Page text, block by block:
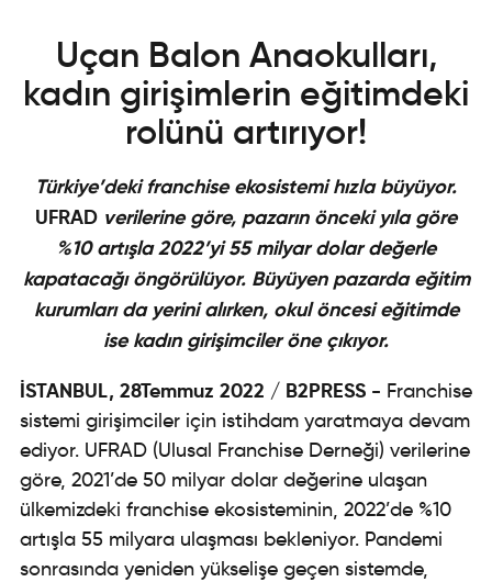
Uçan Balon Anaokulları,
kadın girişimlerin eğitimdeki
rolünü artırıyor!
Türkiye’deki franchise ekosistemi hızla büyüyor.
UFRAD verilerine göre, pazarın önceki yıla göre
%10 artışla 2022’yi 55 milyar dolar değerle
kapatacağı öngörülüyor. Büyüyen pazarda eğitim
kurumları da yerini alırken, okulöncesi eğitimde
ise kadın girişimcileröne çıkıyor.
İSTANBUL, 28Temmuz 2022 / B2PRESS - Franchise
sistemi girişimciler için istihdam yaratmaya devam
ediyor. UFRAD (Ulusal Franchise Derneği) verilerine
göre, 2021’de 50 milyar dolar değerine ulaşan
ülkemizdeki franchise ekosisteminin, 2022’de %10
artışla 55 milyara ulaşması bekleniyor. Pandemi
sonrasında yeniden yükselişe geçen sistemde,